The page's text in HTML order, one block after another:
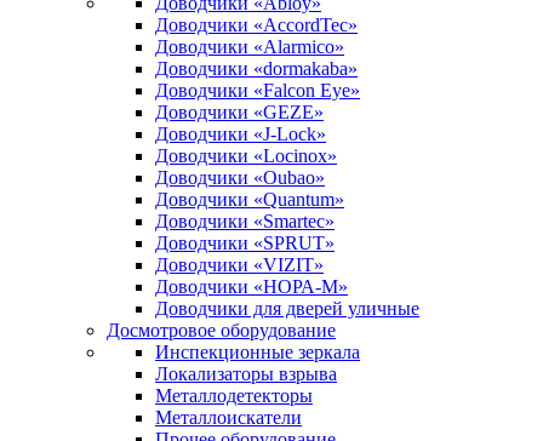
Доводчики «AccordTec»
Доводчики «Alarmico»
Доводчики «dormakaba»
Доводчики «Falcon Eye»
Доводчики «GEZE»
Доводчики «J-Lock»
Доводчики «Locinox»
Доводчики «Oubao»
Доводчики «Quantum»
Доводчики «Smartec»
Доводчики «SPRUT»
Доводчики «VIZIT»
Доводчики «НОРА-М»
Доводчики для дверей уличные
Досмотровое оборудование
Инспекционные зеркала
Локализаторы взрыва
Металлодетекторы
Металлоискатели